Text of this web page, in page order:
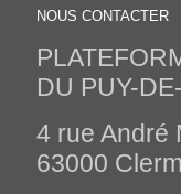
NOUS CONTACTER
DU PUY-
4 rue André
63000